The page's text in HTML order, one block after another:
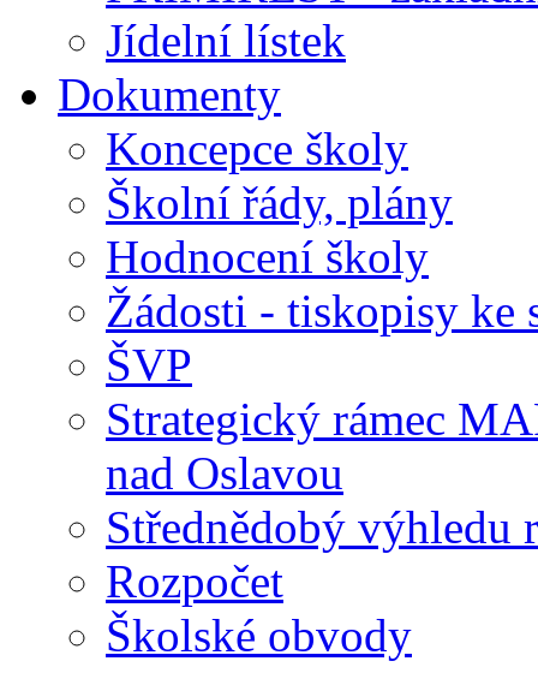
Jídelní lístek
Dokumenty
Koncepce školy
Školní řády, plány
Hodnocení školy
Žádosti - tiskopisy ke
ŠVP
Strategický rámec
nad Oslavou
Střednědobý výhledu
Rozpočet
Školské obvody